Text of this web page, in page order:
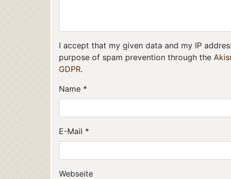
I accept that my given data and my IP
purpose of spam prevention through the
GDPR.
Name *
E-Mail *
Webseite